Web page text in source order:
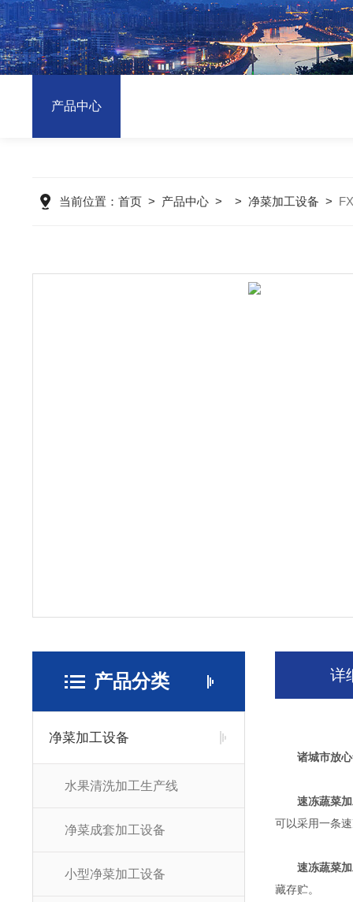
产品中心
当前位置： 首页> 产品中心> > 净菜加工设备 >
产品分类
净菜加工设备
水果清洗加工生产线
净菜成套加工设备
小型净菜加工设备
详
诸城市放
速冻蔬菜
可以采用一条
速冻蔬菜
藏存贮。